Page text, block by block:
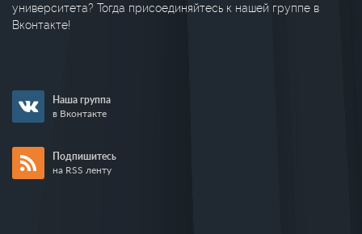
университета? Тогда присоединяйтесь к нашей группе в
Вконтакте!
Наша группа
в Вконтакте
Подпишитесь
на RSS ленту